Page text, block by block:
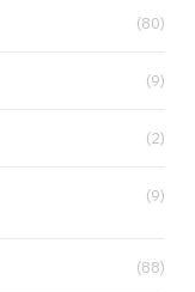
(80)
(9)
(2)
(9)
(88)